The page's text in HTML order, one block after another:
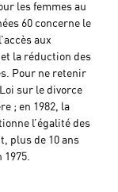
les femmes au
60 concerne le
aux
la réduction des
Pour ne retenir
sur le divorce
; en 1982, la
l’égalité des
plus de 10 ans
1975.